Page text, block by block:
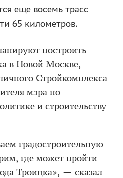
еще восемь трасс
65 километров.
построить
в Новой Москве,
Стройкомплекса
мэра по
и строительству
градостроительную
где может пройти
Троицка», — сказал